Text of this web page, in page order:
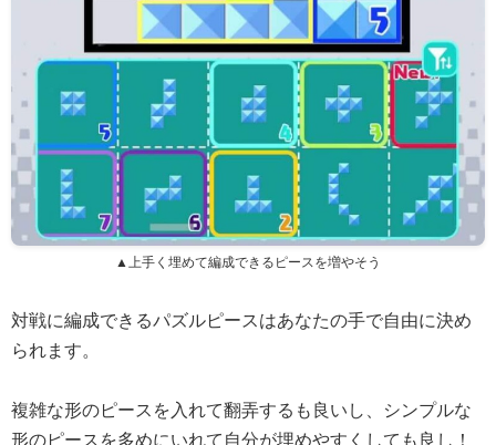
▲上手く埋めて編成できるピースを増やそう
対戦に編成できるパズルピースはあなたの手で自由に決め
られます。
複雑な形のピースを入れて翻弄するも良いし、シンプルな
形のピースを多めにいれて自分が埋めやすくしても良し！